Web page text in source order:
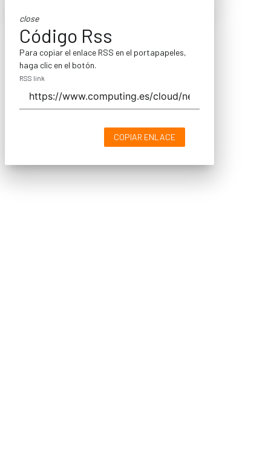
close
Código Rss
Para copiar el enlace RSS en el portapapeles,
haga clic en el botón.
RSS link
COPIAR ENLACE